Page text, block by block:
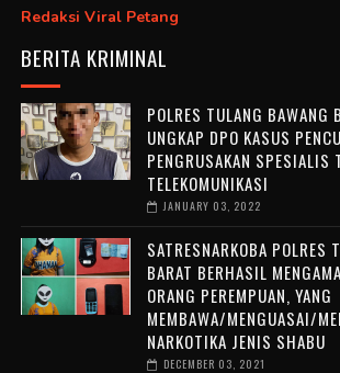
Redaksi Viral Petang
BERITA KRIMINAL
POLRES TULANG BAWANG
UNGKAP DPO KASUS
PENGRUSAKAN SPESIALIS
TELEKOMUNIKASI
JANUARY 03, 2022
SATRESNARKOBA POLRES
BARAT BERHASIL
ORANG PEREMPUAN, YANG
MEMBAWA/MENGUASAI/
NARKOTIKA JENIS SHABU
DECEMBER 03, 2021